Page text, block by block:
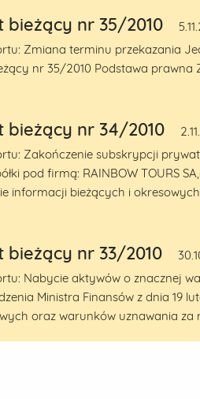
bieżący nr 35/2010
Zmiana terminu przekazania
nr 35/2010 Podstawa prawna
bieżący nr 34/2010
Zakończenie subskrypcji
pod firmą: RAINBOW TOURS
informacji bieżących i
bieżący nr 33/2010
Nabycie aktywów o znacznej
Ministra Finansów z dnia 19
oraz warunków uznawania